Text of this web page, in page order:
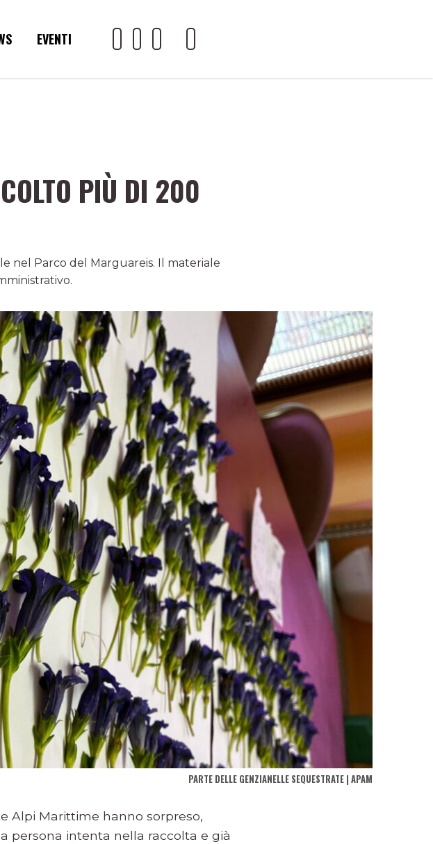
EVENTI
PIÙ DI 200
nel Parco del Marguareis. Il materiale
PARTE DELLE GENZIANELLE SEQUESTRATE | APAM
Alpi Marittime hanno sorpreso,
persona intenta nella raccolta e già